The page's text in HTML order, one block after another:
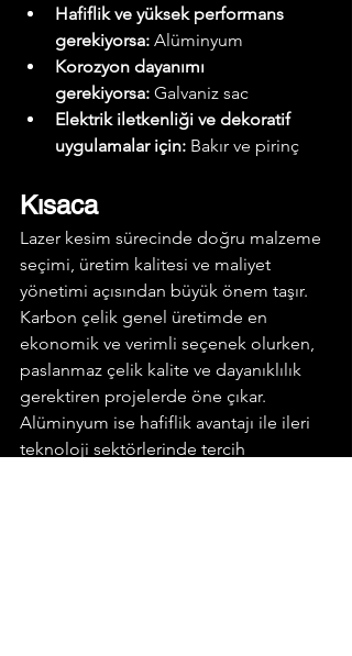
Hafiflik ve yüksek performans
gerekiyorsa: Alüminyum
Korozyon dayanımı
gerekiyorsa: Galvaniz sac
Elektrik iletkenliği ve dekoratif
uygulamalar için: Bakır ve pirinç
Kısaca
Lazer kesim sürecinde doğru malzeme
seçimi, üretim kalitesi ve maliyet
yönetimi açısından büyük önem taşır.
Karbon çelik genel üretimde en
ekonomik ve verimli seçenek olurken,
paslanmaz çelik kalite ve dayanıklılık
gerektiren projelerde öne çıkar.
Alüminyum ise hafiflik avantajı ile ileri
teknoloji sektörlerinde tercih